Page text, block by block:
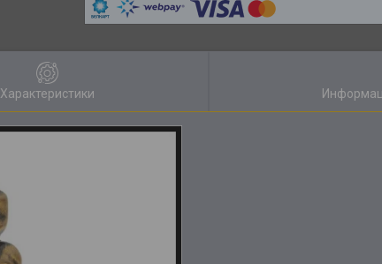
Характеристики